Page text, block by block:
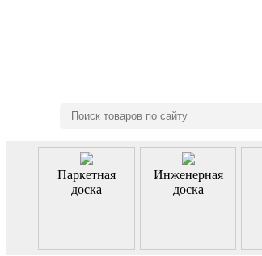
Паркетная
доска
Инженерная
доска